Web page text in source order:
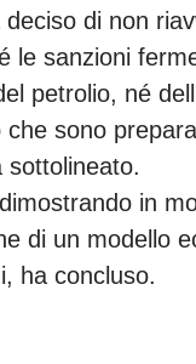
di non
le sanzioni
petrolio, né
che sono
sottolineato.
in
di un modello
ha concluso.